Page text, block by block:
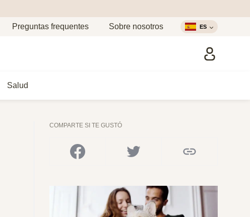
Preguntas frequentes Sobre nosotros ES
Salud
COMPARTE SI TE GUSTÓ